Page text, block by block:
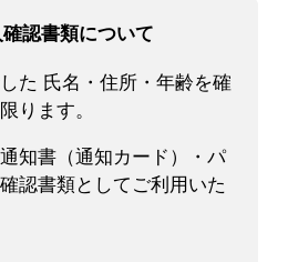
認書類について
た 氏名・住所・年齢を確
ります。
知書（通知カード）・パ
認書類としてご利用いた